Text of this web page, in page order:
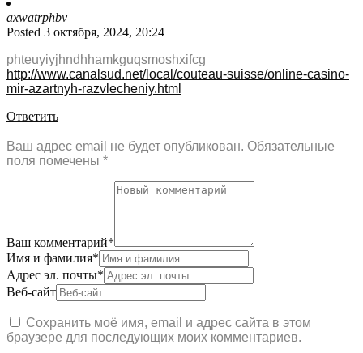
axwatrphbv
Posted 3 октября, 2024, 20:24
phteuyiyjhndhhamkguqsmoshxifcg
http://www.canalsud.net/local/couteau-suisse/online-casino-
mir-azartnyh-razvlecheniy.html
Ответить
Ваш адрес email не будет опубликован. Обязательные
поля помечены *
Ваш комментарий*
Имя и фамилия*
Адрес эл. почты*
Веб-сайт
Сохранить моё имя, email и адрес сайта в этом
браузере для последующих моих комментариев.